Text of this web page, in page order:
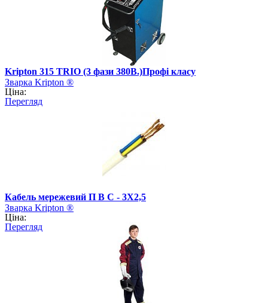
Kripton 315 TRIO (3 фази 380В.)Профі класу
Зварка Kripton ®
Ціна:
Перегляд
Кабель мережевий П В С - 3Х2,5
Зварка Kripton ®
Ціна:
Перегляд